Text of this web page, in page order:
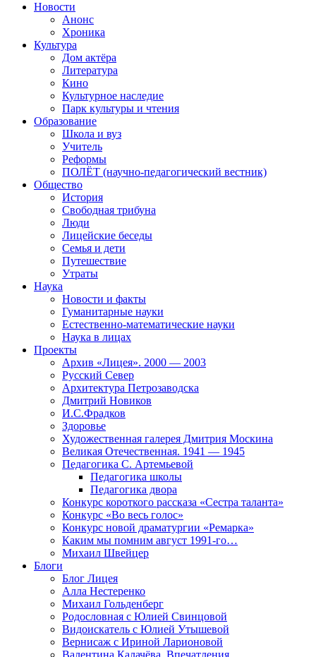
Новости
Анонс
Хроника
Культура
Дом актёра
Литература
Кино
Культурное наследие
Парк культуры и чтения
Образование
Школа и вуз
Учитель
Реформы
ПОЛЁТ (научно-педагогический вестник)
Общество
История
Свободная трибуна
Люди
Лицейские беседы
Семья и дети
Путешествие
Утраты
Наука
Новости и факты
Гуманитарные науки
Естественно-математические науки
Наука в лицах
Проекты
Архив «Лицея». 2000 — 2003
Русский Север
Архитектура Петрозаводска
Дмитрий Новиков
И.С.Фрадков
Здоровье
Художественная галерея Дмитрия Москина
Великая Отечественная. 1941 — 1945
Педагогика С. Артемьевой
Педагогика школы
Педагогика двора
Конкурс короткого рассказа «Сестра таланта»
Конкурс «Во весь голос»
Конкурс новой драматургии «Ремарка»
Каким мы помним август 1991-го…
Михаил Швейцер
Блоги
Блог Лицея
Алла Нестеренко
Михаил Гольденберг
Родословная с Юлией Свинцовой
Видоискатель с Юлией Утышевой
Вернисаж с Ириной Ларионовой